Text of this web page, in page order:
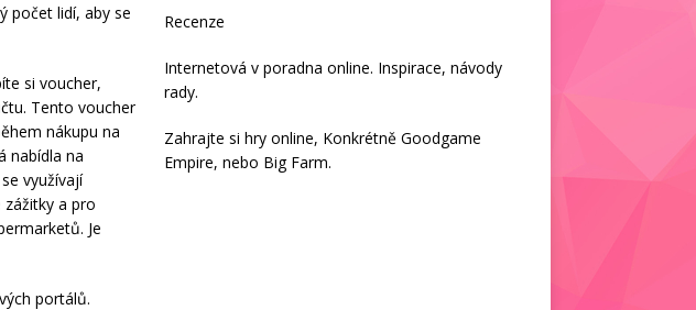
počet lidí, aby se
si voucher,
Tento voucher
nákupu na
nabídla na
využívají
a pro
Je
portálů.
Recenze
Internetová v poradna online. Inspirace, návody
rady.
Zahrajte si hry online, Konkrétně Goodgame
Empire, nebo Big Farm.